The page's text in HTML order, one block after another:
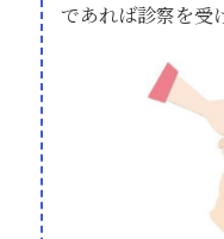
であれば診察を受